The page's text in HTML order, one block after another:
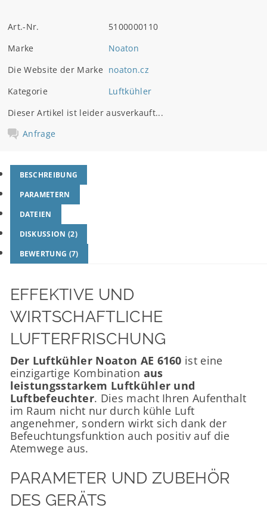
Art.-Nr.
5100000110
Marke
Noaton
Die Website der Marke noaton.cz
Kategorie
Luftkühler
Dieser Artikel ist leider ausverkauft...
Anfrage
BESCHREIBUNG
PARAMETERN
DATEIEN
DISKUSSION (2)
BEWERTUNG (7)
EFFEKTIVE UND
WIRTSCHAFTLICHE
LUFTERFRISCHUNG
Der Luftkühler Noaton AE 6160 ist eine
einzigartige Kombination aus
leistungsstarkem Luftkühler und
Luftbefeuchter. Dies macht Ihren Aufenthalt
im Raum nicht nur durch kühle Luft
angenehmer, sondern wirkt sich dank der
Befeuchtungsfunktion auch positiv auf die
Atemwege aus.
PARAMETER UND ZUBEHÖR
DES GERÄTS